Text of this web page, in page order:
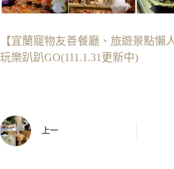
【宜蘭寵物友善餐廳、旅遊景點懶
玩樂趴趴GO(111.1.31更新中)
上一